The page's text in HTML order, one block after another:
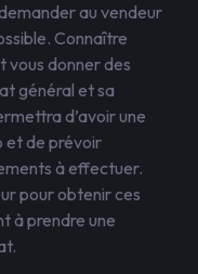
au vendeur
Connaître
vous donner des
général et sa
d’avoir une
et de prévoir
à effectuer.
pour obtenir ces
à prendre une